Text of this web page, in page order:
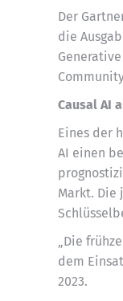
Der
die
Causal AI
Eines der
AI einen
Markt. Die
„Die
dem
2023.